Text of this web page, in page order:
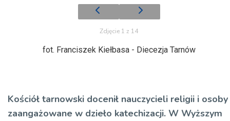
Zdjęcie 1 z 14
fot. Franciszek Kiełbasa - Diecezja Tarnów
Kościół tarnowski docenił nauczycieli religii i osoby
zaangażowane w dzieło katechizacji. W Wyższym